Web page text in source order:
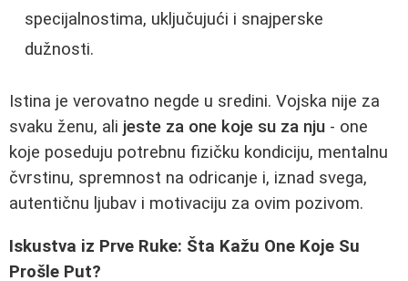
specijalnostima, uključujući i snajperske
dužnosti.
Istina je verovatno negde u sredini. Vojska nije za
svaku ženu, ali jeste za one koje su za nju - one
koje poseduju potrebnu fizičku kondiciju, mentalnu
čvrstinu, spremnost na odricanje i, iznad svega,
autentičnu ljubav i motivaciju za ovim pozivom.
Iskustva iz Prve Ruke: Šta Kažu One Koje Su
Prošle Put?